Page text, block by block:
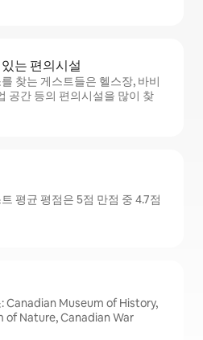
는 편의시설
찾는 게스트들은 헬스장, 바비
공간 등의 편의시설을 많이 찾
평균 평점은 5점 만점 중 4.7점
Canadian Museum of History,
of Nature, Canadian War